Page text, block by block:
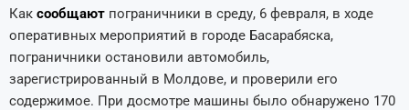
Как сообщают пограничники в среду, 6 февраля, в ходе
оперативных мероприятий в городе Басарабяска,
пограничники остановили автомобиль,
зарегистрированный в Молдове, и проверили его
содержимое. При досмотре машины было обнаружено 170